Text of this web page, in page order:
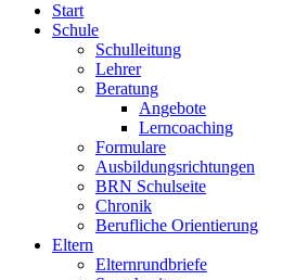
Start
Schule
Schulleitung
Lehrer
Beratung
Angebote
Lerncoaching
Formulare
Ausbildungsrichtungen
BRN Schulseite
Chronik
Berufliche Orientierung
Eltern
Elternrundbriefe